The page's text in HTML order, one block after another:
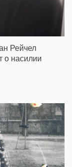
Рейчел
о насилии